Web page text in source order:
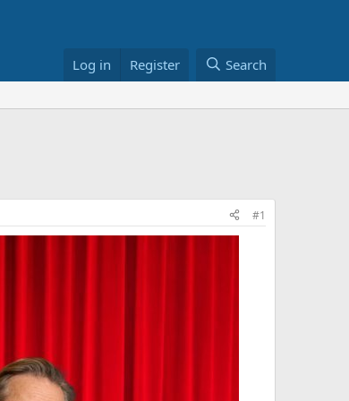
Log in Register Search
#1